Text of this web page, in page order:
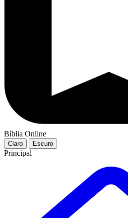
Bíblia Online
Claro Escuro
Principal